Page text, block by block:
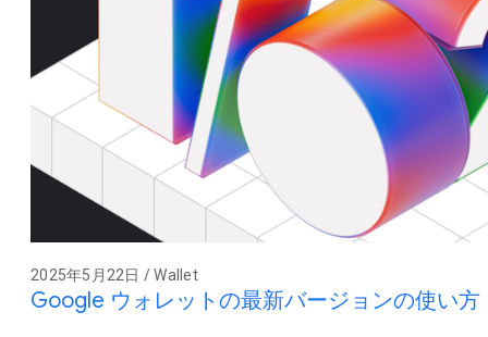
2025年5月22日 / Wallet
Google ウォレットの最新バージョンの使い方